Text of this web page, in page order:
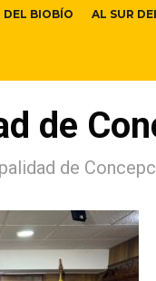
DEL BIOBÍO AL SUR
de
de